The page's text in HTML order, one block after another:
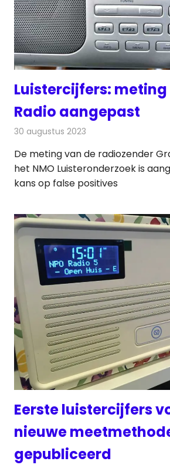
Luistercijfers: meting
Radio aangepast
30 augustus 2023
De meting van de radiozender
het NMO Luisteronderzoek is
kans op false positives
Eerste luistercijfers
nieuwe
gepubliceerd